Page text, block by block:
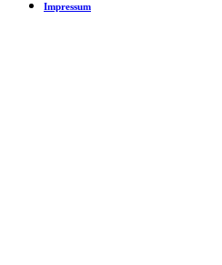
Impressum